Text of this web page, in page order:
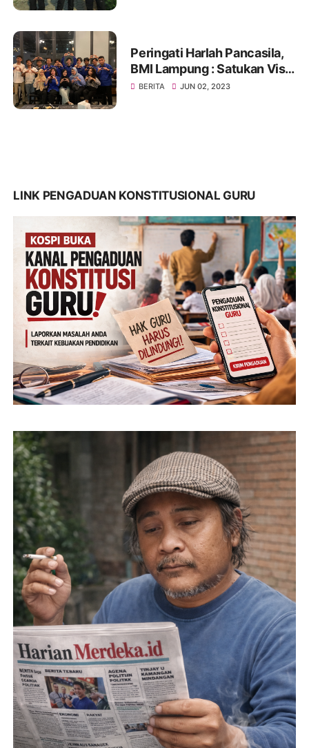
Peringati Harlah Pancasila,
BMI Lampung : Satukan Visi,
Merajut Persatuan
BERITA JUN 02, 2023
LINK PENGADUAN KONSTITUSIONAL GURU